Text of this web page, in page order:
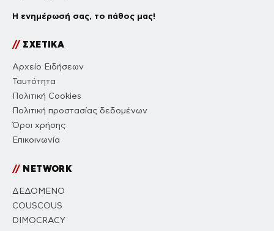
Η ενημέρωσή σας, το πάθος μας!
//ΣΧΕΤΙΚΑ
Αρχείο Ειδήσεων
Ταυτότητα
Πολιτική Cookies
Πολιτική προστασίας δεδομένων
Όροι χρήσης
Επικοινωνία
//NETWORK
ΔΕΔΟΜΕΝΟ
COUSCOUS
DIMOCRACY